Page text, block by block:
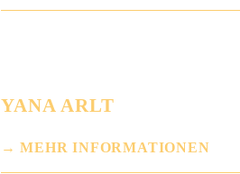
YANA ARLT
MEHR INFORMATIONEN